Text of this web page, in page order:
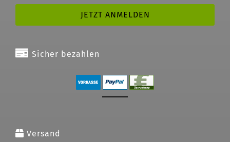
Sicher bezahlen
Versand